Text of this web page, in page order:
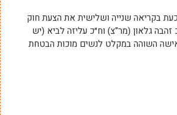
בקריאה שנייה ושלישית את הצעת חוק
זהבה גלאון (מר”צ) וח״כ עליזה לביא (יש
השוהה במקלט לנשים מוכות הבטחת